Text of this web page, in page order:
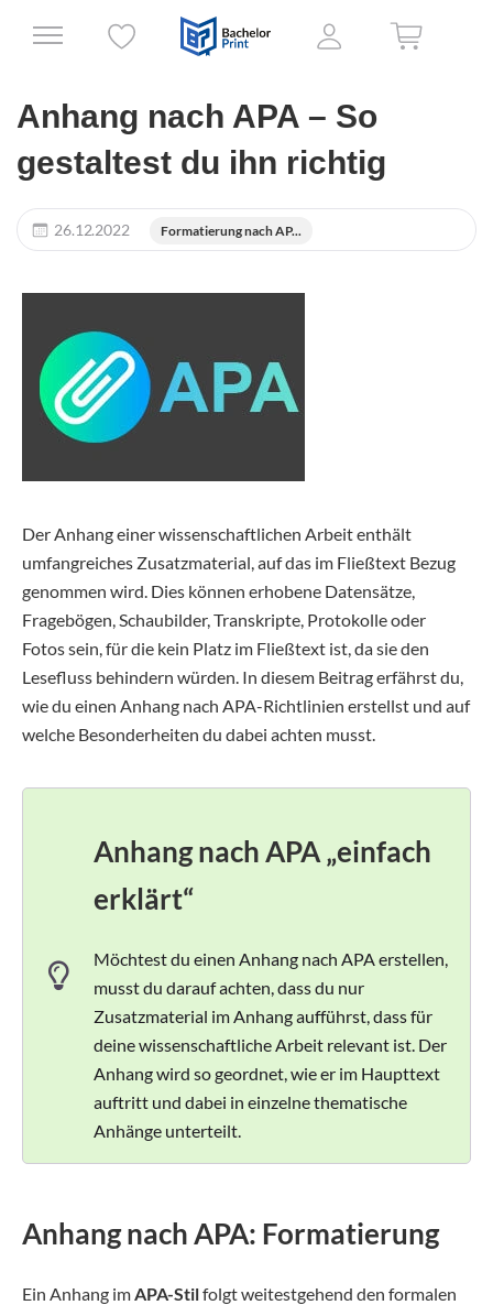
Anhang nach APA – So
gestaltest du ihn richtig
26.12.2022 Formatierung nach AP...
Der Anhang einer wissenschaftlichen Arbeit enthält
umfangreiches Zusatzmaterial, auf das im Fließtext Bezug
genommen wird. Dies können erhobene Datensätze,
Fragebögen, Schaubilder, Transkripte, Protokolle oder
Fotos sein, für die kein Platz im Fließtext ist, da sie den
Lesefluss behindern würden. In diesem Beitrag erfährst du,
wie du einen Anhang nach APA-Richtlinien erstellst und auf
welche Besonderheiten du dabei achten musst.
Anhang nach APA „einfach
erklärt“
Möchtest du einen Anhang nach APA erstellen,
musst du darauf achten, dass du nur
Zusatzmaterial im Anhang aufführst, dass für
deine wissenschaftliche Arbeit relevant ist. Der
Anhang wird so geordnet, wie er im Haupttext
auftritt und dabei in einzelne thematische
Anhänge unterteilt.
Anhang nach APA: Formatierung
Ein Anhang im APA-Stilfolgt weitestgehend den formalen